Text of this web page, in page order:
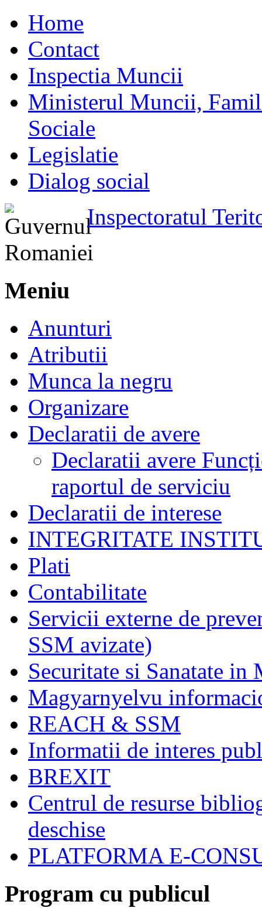
Home
Contact
Inspectia Muncii
Ministerul Muncii,
Sociale
Legislatie
Dialog social
Inspectoratul
Meniu
Anunturi
Atributii
Munca la negru
Organizare
Declaratii de avere
Declaratii avere
raportul de serviciu
Declaratii de interese
INTEGRITATE
Plati
Contabilitate
Servicii externe de
SSM avizate)
Securitate si Sanatate in
Magyarnyelvu
REACH & SSM
Informatii de interes
BREXIT
Centrul de resurse
deschise
PLATFORMA E-
Program cu publicul